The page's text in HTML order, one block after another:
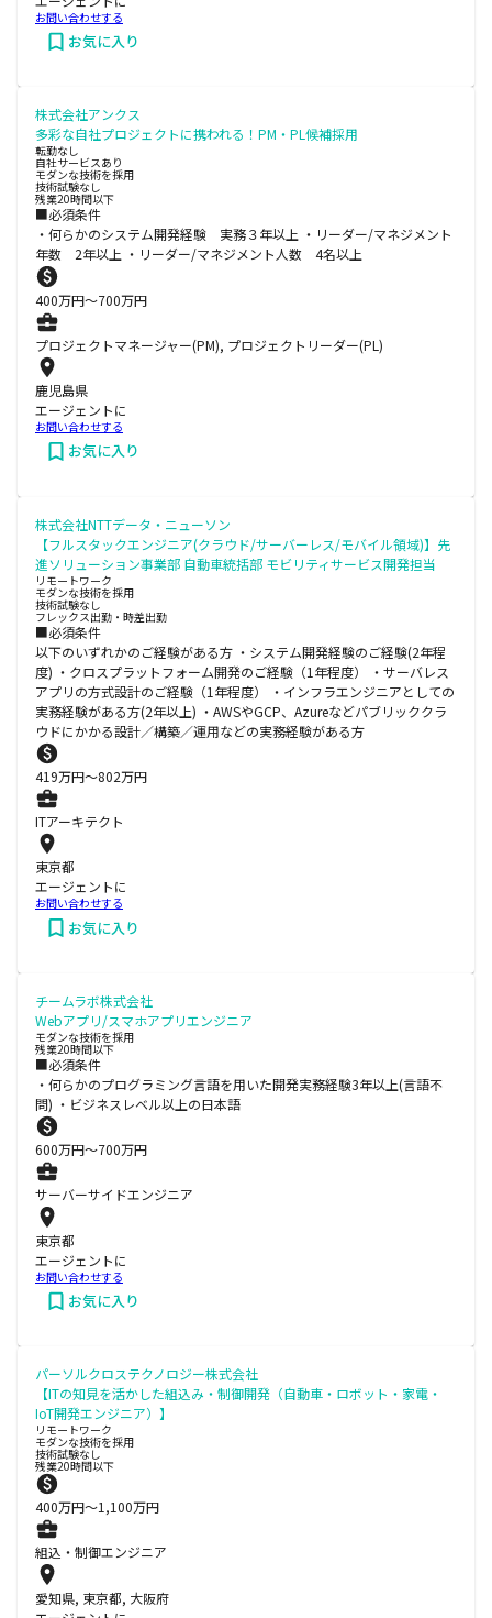
お問い合わせする
お気に入り
株式会社アンクス
多彩な自社プロジェクトに携われる！PM・PL候補採用
転勤なし
自社サービスあり
モダンな技術を採用
技術試験なし
残業20時間以下
■必須条件
・何らかのシステム開発経験 実務３年以上 ・リーダー/マネジメント
年数 2年以上 ・リーダー/マネジメント人数 4名以上
400万円〜700万円
プロジェクトマネージャー(PM), プロジェクトリーダー(PL)
鹿児島県
エージェントに
お問い合わせする
お気に入り
株式会社NTTデータ・ニューソン
【フルスタックエンジニア(クラウド/サーバーレス/モバイル領域)】先
進ソリューション事業部 自動車統括部 モビリティサービス開発担当
リモートワーク
モダンな技術を採用
技術試験なし
フレックス出勤・時差出勤
■必須条件
以下のいずれかのご経験がある方 ・システム開発経験のご経験(2年程
度) ・クロスプラットフォーム開発のご経験（1年程度） ・サーバレス
アプリの方式設計のご経験（1年程度） ・インフラエンジニアとしての
実務経験がある方(2年以上) ・AWSやGCP、Azureなどパブリッククラ
ウドにかかる設計／構築／運用などの実務経験がある方
419万円〜802万円
ITアーキテクト
東京都
エージェントに
お問い合わせする
お気に入り
チームラボ株式会社
Webアプリ/スマホアプリエンジニア
モダンな技術を採用
残業20時間以下
■必須条件
・何らかのプログラミング言語を用いた開発実務経験3年以上(言語不
問) ・ビジネスレベル以上の日本語
600万円〜700万円
サーバーサイドエンジニア
東京都
エージェントに
お問い合わせする
お気に入り
パーソルクロステクノロジー株式会社
【ITの知見を活かした組込み・制御開発（自動車・ロボット・家電・
IoT開発エンジニア）】
リモートワーク
モダンな技術を採用
技術試験なし
残業20時間以下
400万円〜1,100万円
組込・制御エンジニア
愛知県, 東京都, 大阪府